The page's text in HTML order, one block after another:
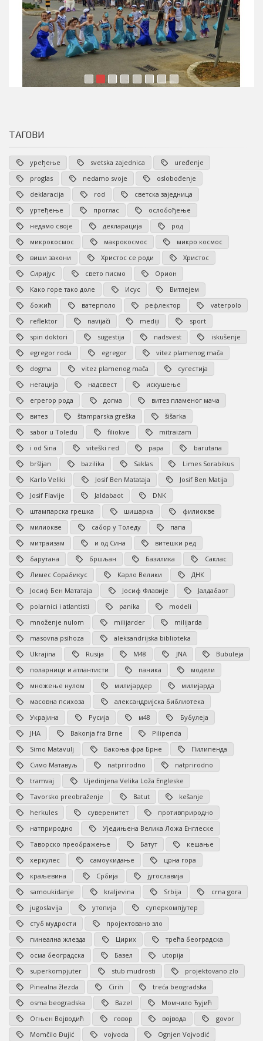
ТАГОВИ
уређење svetska zajednica
uređenje
proglas
nedamo svoje
oslobođenje
deklaracija
rod
светска заједница
уртеђење
проглас
ослобођење
недамо своје
декларација
род
микрокосмос
макрокосмос
микро космос
виши закони
Христос се роди
Христос
Сиријус
свето писмо
Орион
Како горе тако доле
Исус
Витлејем
божић
ватерполо рефлектор
vaterpolo
reflektor
navijači mediji
sport
spin doktori
sugestija nadsvest
iskušenje
egregor roda
egregor
vitez plamenog mača
dogma
vitez plamenog mača
сугестија
негација
надсвест
искушење
егрегор рода
догма
витез пламеног мача
витез
štamparska greška
šišarka
sabor u Toledu
filiokve
mitraizam
i od Sina
viteški red papa
barutana
bršljan
bazilika Saklas
Limes Sorabikus
Karlo Veliki
Josif Ben Matataja
Josif Ben Matija
Josif Flavije
Jaldabaot
DNK
штампарска грешка
шишарка
филиокве
милиокве
сабор у Толеду
папа
митраизам
и од Сина
витешки ред
барутана
бршљан Базилика
Саклас
Лимес Сорабикус
Карло Велики
ДНК
Јосиф Бен Мататаја
Јосиф Флавије
Јалдабаот
polarnici i atlantisti
panika
modeli
množenje nulom
milijarder
milijarda
masovna psihoza
aleksandrijska biblioteka
Ukrajina
Rusija M48 JNA
Bubuleja
поларници и атлантисти
паника
модели
множење нулом
милијардер
милијарда
масовна психоза
александријска библиотека
Украјина
Русија м48
Бубулеја
ЈНА
Bakonja fra Brne
Pilipenda
Simo Matavulj
Бакоња фра Брне
Пилипенда
Симо Матавуљ
natprirodno
natprirodno
tramvaj
Ujedinjena Velika Loža Engleske
Tavorsko preobraženje
Batut
kešanje
herkules
суверенитет
противприродно
натприродно
Уједињена Велика Ложа Енглеске
Таворско преображење
Батут
кешање
херкулес
самоукидање
црна гора
краљевина
Србија
југославија
samoukidanje
kraljevina Srbija
crna gora
jugoslavija
утопија
суперкомпјутер
стуб мудрости
пројектовано зло
пинеална жлезда
Цирих
трећа београдска
осма београдска
Базел
utopija
superkompjuter
stub mudrosti
projektovano zlo
Pinealna žlezda
Cirih
treća beogradska
osma beogradska
Bazel
Момчило Ђујић
Огњен Војводић
говор војвода
govor
Momčilo Đujić
vojvoda
Ognjen Vojvodić